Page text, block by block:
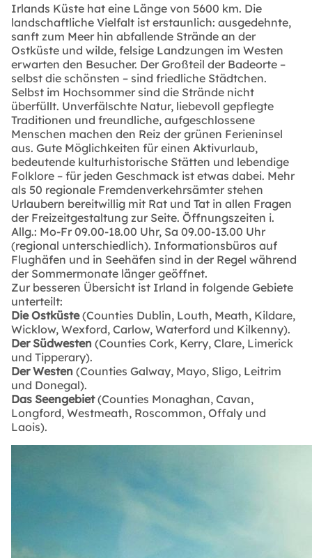
Irlands Küste hat eine Länge von 5600 km. Die
landschaftliche Vielfalt ist erstaunlich: ausgedehnte,
sanft zum Meer hin abfallende Strände an der
Ostküste und wilde, felsige Landzungen im Westen
erwarten den Besucher. Der Großteil der Badeorte –
selbst die schönsten – sind friedliche Städtchen.
Selbst im Hochsommer sind die Strände nicht
überfüllt. Unverfälschte Natur, liebevoll gepflegte
Traditionen und freundliche, aufgeschlossene
Menschen machen den Reiz der grünen Ferieninsel
aus. Gute Möglichkeiten für einen Aktivurlaub,
bedeutende kulturhistorische Stätten und lebendige
Folklore – für jeden Geschmack ist etwas dabei. Mehr
als 50 regionale Fremdenverkehrsämter stehen
Urlaubern bereitwillig mit Rat und Tat in allen Fragen
der Freizeitgestaltung zur Seite. Öffnungszeiten i.
Allg.: Mo-Fr 09.00-18.00 Uhr, Sa 09.00-13.00 Uhr
(regional unterschiedlich). Informationsbüros auf
Flughäfen und in Seehäfen sind in der Regel während
der Sommermonate länger geöffnet.
Zur besseren Übersicht ist Irland in folgende Gebiete
unterteilt:
Die Ostküste(Counties Dublin, Louth, Meath, Kildare,
Wicklow, Wexford, Carlow, Waterford und Kilkenny).
Der Südwesten (Counties Cork, Kerry, Clare, Limerick
und Tipperary).
Der Westen (Counties Galway, Mayo, Sligo, Leitrim
und Donegal).
Das Seengebiet(Counties Monaghan, Cavan,
Longford, Westmeath, Roscommon, Offaly und
Laois).